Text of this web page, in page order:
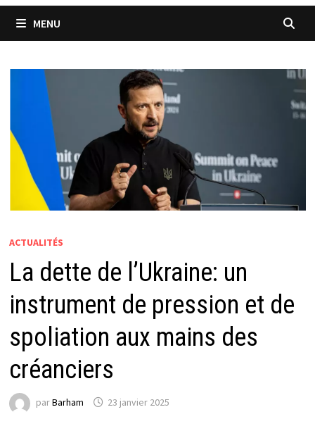
MENU
ACTUALITÉS
La dette de l’Ukraine: un
instrument de pression et de
spoliation aux mains des
créanciers
parBarham 23 janvier 2025